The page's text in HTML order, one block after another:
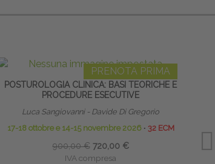
PRENOTA PRIMA
POSTUROLOGIA CLINICA: BASI TEORICHE E
PROCEDURE ESECUTIVE
Luca Sangiovanni - Davide Di Gregorio
17-18 ottobre e 14-15 novembre 2026 ∙ 32 ECM
900,00 € 720,00 €
IVA compresa